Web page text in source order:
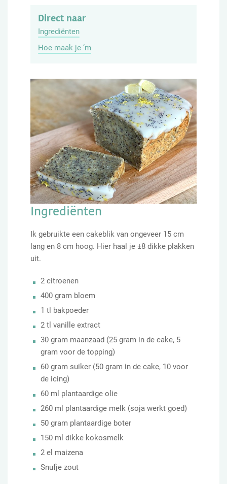
Direct naar
Ingrediënten
Hoe maak je ‘m
Ingrediënten
Ik gebruikte een cakeblik van ongeveer 15 cm
lang en 8 cm hoog. Hier haal je ±8 dikke plakken
uit.
2 citroenen
400 gram bloem
1 tl bakpoeder
2 tl vanille extract
30 gram maanzaad (25 gram in de cake, 5
gram voor de topping)
60 gram suiker (50 gram in de cake, 10 voor
de icing)
60 ml plantaardige olie
260 ml plantaardige melk (soja werkt goed)
50 gram plantaardige boter
150 ml dikke kokosmelk
2 el maizena
Snufje zout